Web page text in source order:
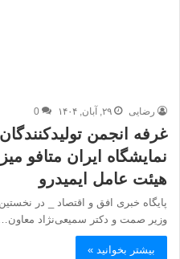
رضایی ۲۹, آبان, ۱۴۰۴ 0
غرفه انجمن تولیدکنندگان
نمایشگاه ایران متافو
هیئت عامل ایمیدرو
پایگاه خبری افق و اقتصاد _ در
وزیر صمت و دکتر سمیعی‌نژاد معاون…
بیشتر بخوانید »